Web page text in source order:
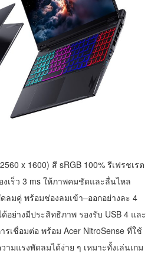
x 1600) สี sRGB 100% รีเฟรชเรต
เร็ว 3 ms ให้ภาพคมชัดและลื่นไหล
ลมคู่ พร้อมช่องลมเข้า–ออกอย่างละ 4
อย่างมีประสิทธิภาพ รองรับ USB 4 และ
รเชื่อมต่อ พร้อม Acer NitroSense ที่ใช้
มแรงพัดลมได้ง่าย ๆ เหมาะทั้งเล่นเกม